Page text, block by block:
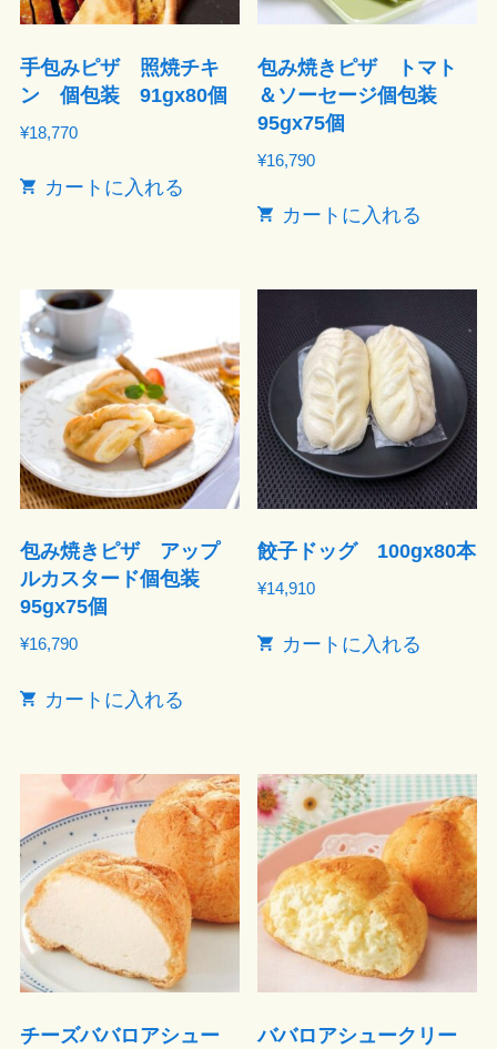
手包みピザ 照焼チキ
ン 個包装 91gx80個
¥18,770
カートに入れる
包み焼きピザ トマト
＆ソーセージ個包装
95gx75個
¥16,790
カートに入れる
包み焼きピザ アップ
ルカスタード個包装
95gx75個
¥16,790
カートに入れる
餃子ドッグ 100gx80本
¥14,910
カートに入れる
チーズババロアシュー
ババロアシュークリー